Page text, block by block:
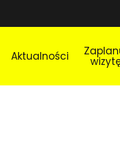
Aktualności